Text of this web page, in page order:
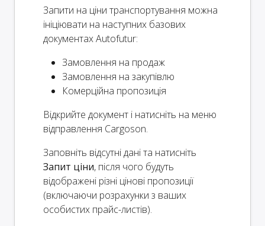
Запити на ціни транспортування можна
ініціювати на наступних базових
документах Autofutur:
Замовлення на продаж
Замовлення на закупівлю
Комерційна пропозиція
Відкрийте документ і натисніть на меню
відправлення Cargoson.
Заповніть відсутні дані та натисніть
Запит ціни, після чого будуть
відображені різні цінові пропозиції
(включаючи розрахунки з ваших
особистих прайс-листів).